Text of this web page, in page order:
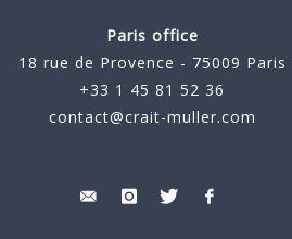
Paris office
18 rue de Provence - 75009 Paris
+33 1 45 81 52 36
contact@crait-muller.com